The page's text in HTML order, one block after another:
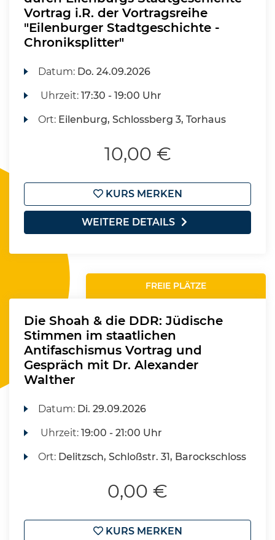
Vortrag i.R. der Vortragsreihe
"Eilenburger Stadtgeschichte -
Chroniksplitter"
Datum: Do. 24.09.2026
Uhrzeit:17:30 - 19:00 Uhr
Ort: Eilenburg, Schlossberg 3, Torhaus
10,00 €
KURS MERKEN
WEITERE DETAILS
FREIE PLÄTZE
Die Shoah & die DDR: Jüdische
Stimmen im staatlichen
Antifaschismus Vortrag und
Gespräch mit Dr. Alexander
Walther
Datum: Di. 29.09.2026
Uhrzeit:19:00 - 21:00 Uhr
Ort: Delitzsch, Schloßstr. 31, Barockschloss
0,00 €
KURS MERKEN